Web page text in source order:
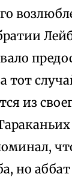
тот
из
но